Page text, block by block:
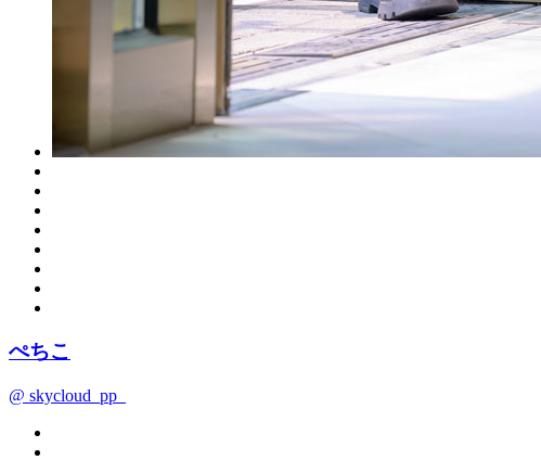
ぺちこ
@ skycloud_pp_